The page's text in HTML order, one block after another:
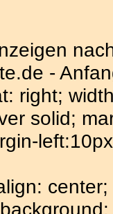
-
right;
solid;